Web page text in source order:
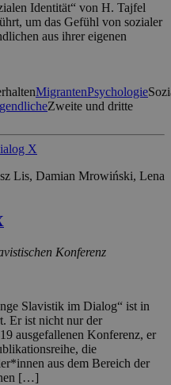
Identität“ von H. Tajfel
um das Gefühl von sozialer
aus ihrer eigenen
MigrantenPsychologie
Zweite und dritte
Lis, Damian Mrowiński, Lena
Konferenz
Slavistik im Dialog“ ist in
Er ist nicht nur der
ausgefallenen Konferenz, er
die
aus dem Bereich der
[…]